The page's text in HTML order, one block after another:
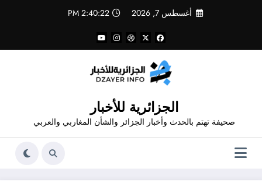
أغسطس 7, 2026 2:40:23 PM
الجزائرية للأخبار
صحيفة تهتم بالحدث وأخبار الجزائر والشأن المغاربي والعربي